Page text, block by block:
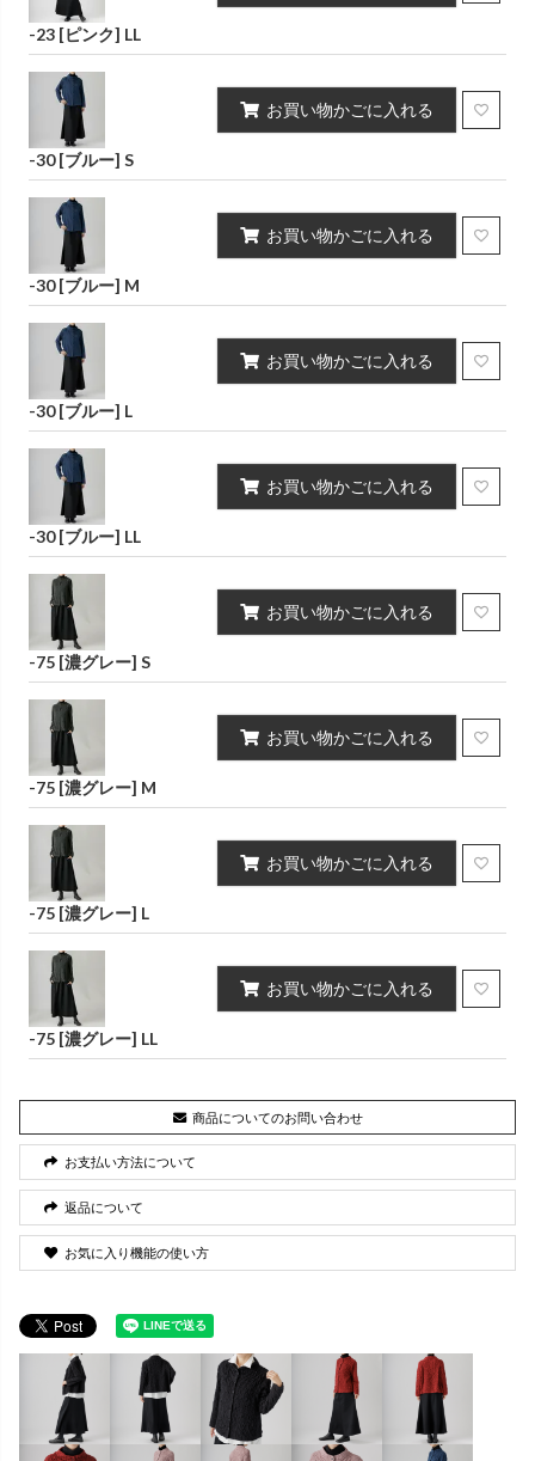
-23 [ピンク] LL
-30 [ブルー] S
お買い物かごに入れる
-30 [ブルー] M
お買い物かごに入れる
-30 [ブルー] L
お買い物かごに入れる
-30 [ブルー] LL
お買い物かごに入れる
-75 [濃グレー] S
お買い物かごに入れる
-75 [濃グレー] M
お買い物かごに入れる
-75 [濃グレー] L
お買い物かごに入れる
-75 [濃グレー] LL
お買い物かごに入れる
商品についてのお問い合わせ
お支払い方法について
返品について
お気に入り機能の使い方